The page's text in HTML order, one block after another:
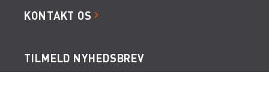
KONTAKT OS
TILMELD NYHEDSBREV